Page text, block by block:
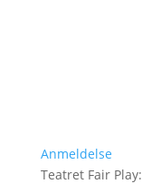
Anmeldelse
Teatret Fair Play: